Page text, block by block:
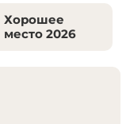
Хорошее
место 2026